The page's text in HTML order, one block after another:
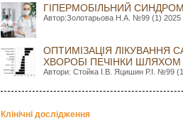
ГІПЕРМОБІЛЬНИЙ
Автор:Золотарьова Н.А. №99 (1) 2025
ОПТИМІЗАЦІЯ ЛІКУВАННЯ
ХВОРОБІ ПЕЧІНКИ
Автори: Стойка І.В. Яцишин Р.І. №99
Клінічні дослідження